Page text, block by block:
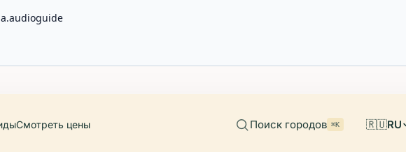
Смотреть цены Поиск городов ⌘K 🇷🇺RU